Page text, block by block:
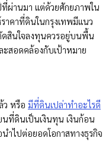
ที่ผ่านมา แต่ด้วยศักยภาพใน
าคาที่ดินในกรุงเทพมีแนว
ดสินใจลงทุนควรอยู่บนพื้น
ะสอดคล้องกับเป้าหมาย
ว หรือ มีที่ดินเปล่าทำอะไรดี
ที่ดินเป็นเงินทุน เงินก้อน
ำไปต่อยอดโอกาสทางธุรกิจ